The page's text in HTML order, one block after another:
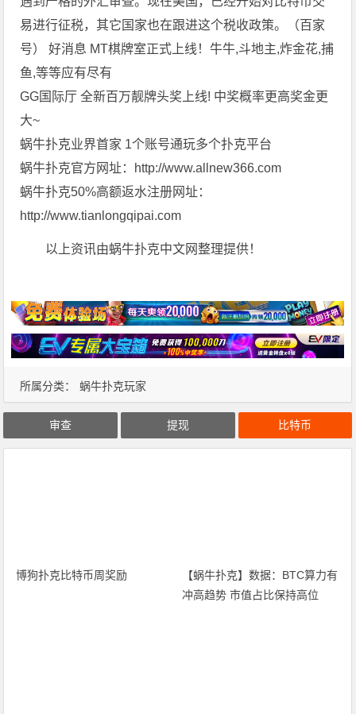
所属分类： 蜗牛扑克玩家
易进行征税，其它国家也在跟进这个税收政策。（百家
号） 好消息 MT棋牌室正式上线！牛牛,斗地主,炸金花,捕
鱼,等等应有尽有
GG国际厅 全新百万靓牌头奖上线! 中奖概率更高奖金更
大~
蜗牛扑克业界首家 1个账号通玩多个扑克平台
蜗牛扑克官方网址：http://www.allnew366.com
蜗牛扑克50%高额返水注册网址：
http://www.tianlongqipai.com
以上资讯由蜗牛扑克中文网整理提供！
审查 提现 比特币
博狗扑克比特币周奖励
【蜗牛扑克】数据：BTC算力有
冲高趋势 市值占比保持高位